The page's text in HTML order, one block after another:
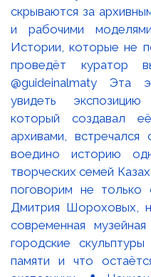
скрываются за
и рабочими
Истории, которые не
проведёт куратор
@guideinalmaty Эта
увидеть экспозицию
который создавал
архивами,
воедино историю
творческих семей
поговорим не только
Дмитрия Шороховых,
современная
городские
памяти и что